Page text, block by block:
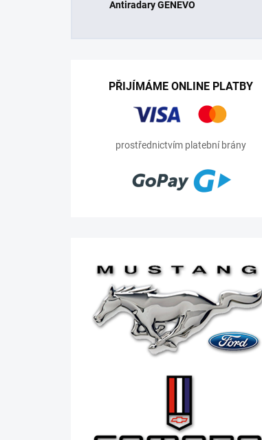
Antiradary GENEVO
PŘIJÍMÁME ONLINE PLATBY
prostřednictvím platební brány